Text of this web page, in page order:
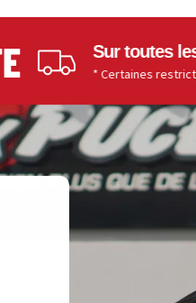
Sur toutes les
* Certaines restrictions